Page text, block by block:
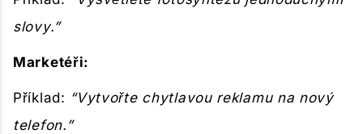
slovy.”
Marketéři:
Příklad: “Vytvořte chytlavou reklamu na nový
telefon.”